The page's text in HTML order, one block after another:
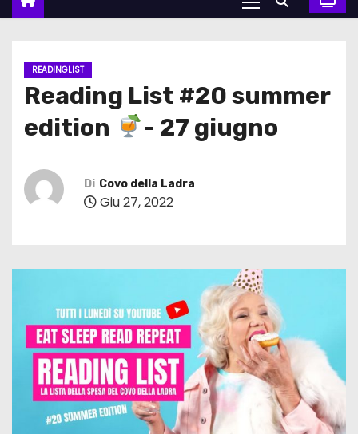
READINGLIST
Reading List #20 summer
edition
- 27 giugno
Di Covo della Ladra
Giu 27, 2022